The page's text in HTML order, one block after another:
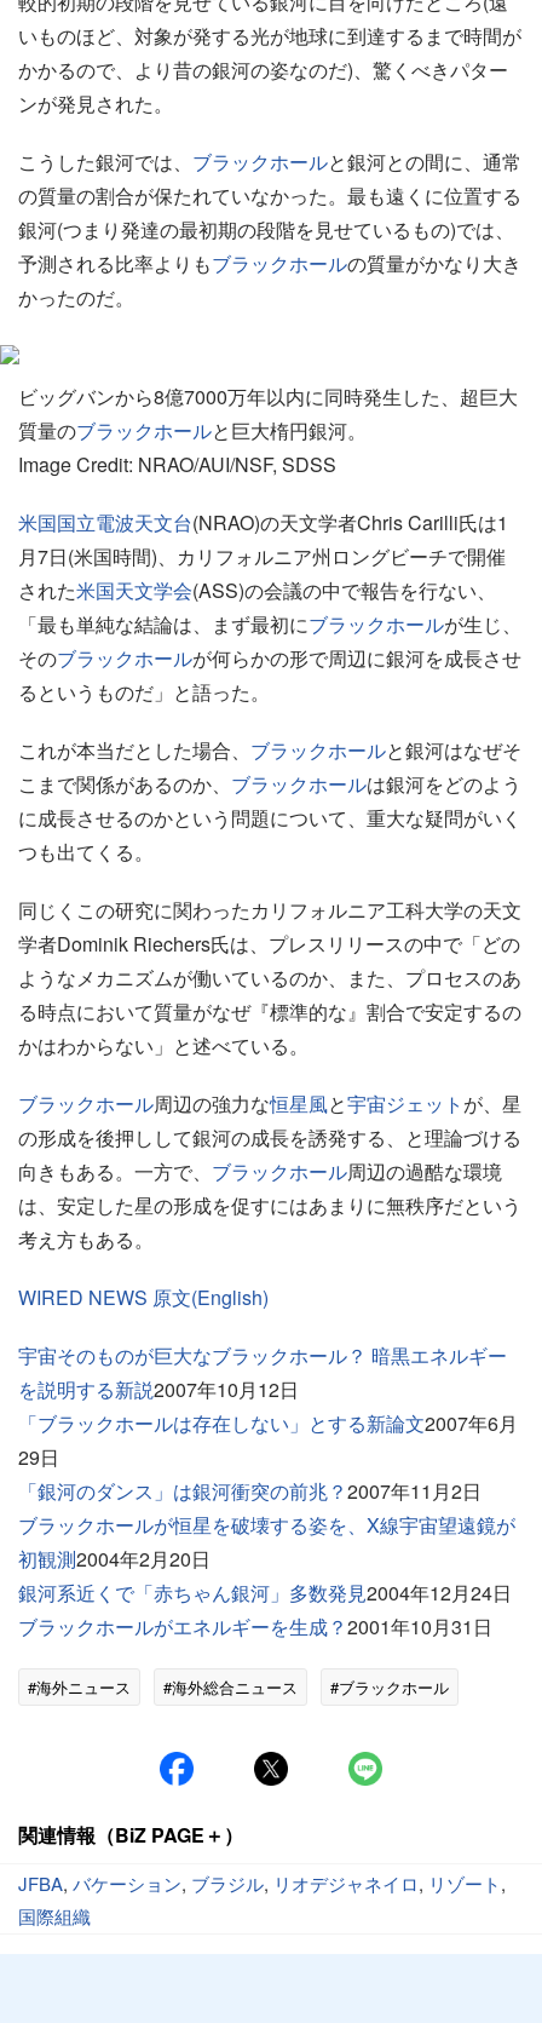
いものほど、対象が発する光が地球に到達するまで時間が
かかるので、より昔の銀河の姿なのだ)、驚くべきパター
ンが発見された。
こうした銀河では、 ブラックホールと銀河との間に、通常
の質量の割合が保たれていなかった。最も遠くに位置する
銀河(つまり発達の最初期の段階を見せているもの)では、
予測される比率よりもブラックホールの質量がかなり大き
かったのだ。
ビッグバンから8億7000万年以内に同時発生した、超巨大
質量のブラックホールと巨大楕円銀河。
Image Credit: NRAO/AUI/NSF, SDSS
米国国立電波天文台(NRAO)の天文学者Chris Carilli氏は1
月7日(米国時間)、カリフォルニア州ロングビーチで開催
された米国天文学会(ASS)の会議の中で報告を行ない、
「最も単純な結論は、まず最初にブラックホールが生じ、
そのブラックホールが何らかの形で周辺に銀河を成長させ
るというものだ」と語った。
これが本当だとした場合、 ブラックホールと銀河はなぜそ
こまで関係があるのか、 ブラックホールは銀河をどのよう
に成長させるのかという問題について、重大な疑問がいく
つも出てくる。
同じくこの研究に関わったカリフォルニア工科大学の天文
学者Dominik Riechers氏は、プレスリリースの中で「どの
ようなメカニズムが働いているのか、また、プロセスのあ
る時点において質量がなぜ『標準的な』割合で安定するの
かはわからない」と述べている。
ブラックホール周辺の強力な恒星風と宇宙ジェット が、星
の形成を後押しして銀河の成長を誘発する、と理論づける
向きもある。一方で、 ブラックホール周辺の過酷な環境
は、安定した星の形成を促すにはあまりに無秩序だという
考え方もある。
WIRED NEWS 原文(English)
宇宙そのものが巨大なブラックホール？ 暗黒エネルギー
を説明する新説2007年10月12日
「ブラックホールは存在しない」とする新論文2007年6月
29日
「銀河のダンス」は銀河衝突の前兆？2007年11月2日
ブラックホールが恒星を破壊する姿を、X線宇宙望遠鏡が
初観測2004年2月20日
銀河系近くで「赤ちゃん銀河」多数発見2004年12月24日
ブラックホールがエネルギーを生成？2001年10月31日
#海外ニュース #海外総合ニュース #ブラックホール
関連情報（BiZ PAGE＋）
JFBA, バケーション, ブラジル, リオデジャネイロ, リゾート,
国際組織